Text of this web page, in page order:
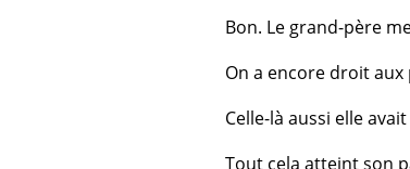
Bon. Le grand-père
On a encore droit aux
Celle-là aussi elle
Tout cela atteint son